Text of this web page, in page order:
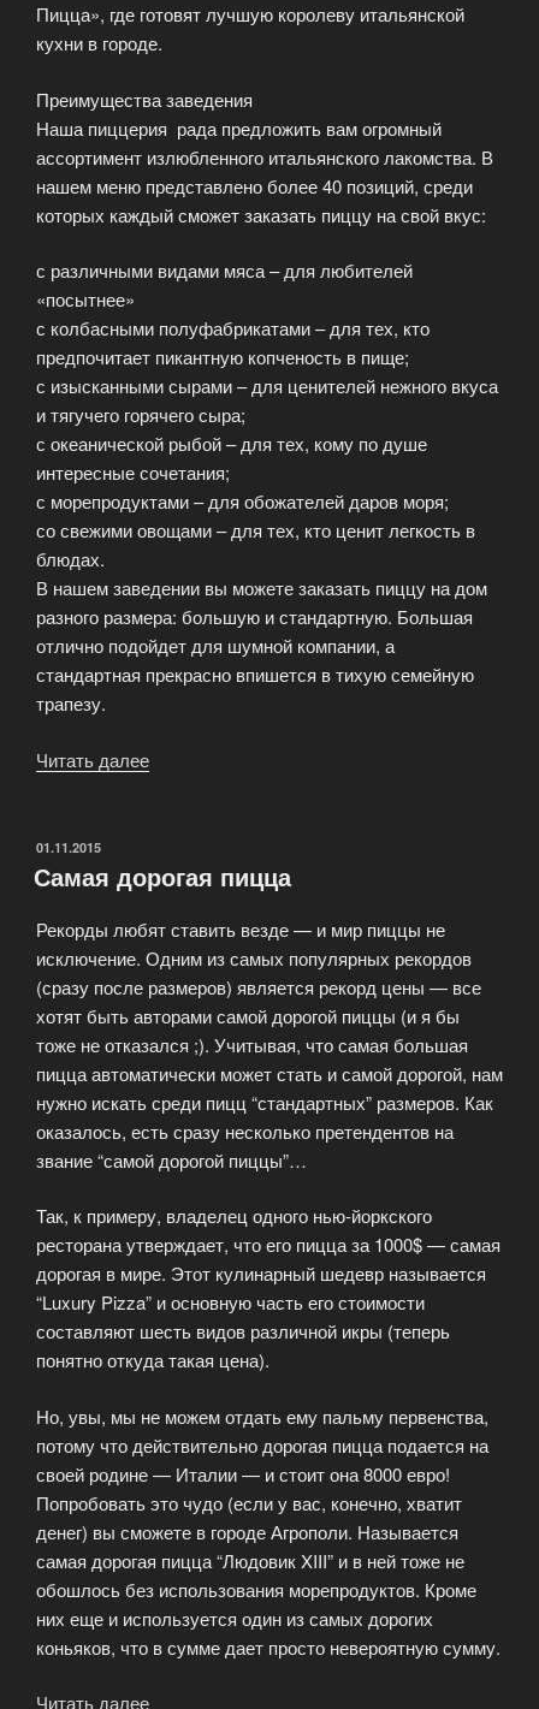
Пицца», где готовят лучшую королеву итальянской
кухни в городе.
Преимущества заведения
Наша пиццерия рада предложить вам огромный
ассортимент излюбленного итальянского лакомства. В
нашем меню представлено более 40 позиций, среди
которых каждый сможет заказать пиццу на свой вкус:
с различными видами мяса – для любителей
«посытнее»
с колбасными полуфабрикатами – для тех, кто
предпочитает пикантную копченость в пище;
с изысканными сырами – для ценителей нежного вкуса
и тягучего горячего сыра;
с океанической рыбой – для тех, кому по душе
интересные сочетания;
с морепродуктами – для обожателей даров моря;
со свежими овощами – для тех, кто ценит легкость в
блюдах.
В нашем заведении вы можете заказать пиццу на дом
разного размера: большую и стандартную. Большая
отлично подойдет для шумной компании, а
стандартная прекрасно впишется в тихую семейную
трапезу.
Читать далее
пиццерии»
ОПУБЛИКОВАНО
01.11.2015
Самая дорогая пицца
Рекорды любят ставить везде — и мир пиццы не
исключение. Одним из самых популярных рекордов
(сразу после размеров) является рекорд цены — все
хотят быть авторами самой дорогой пиццы (и я бы
тоже не отказался ;). Учитывая, что самая большая
пицца автоматически может стать и самой дорогой, нам
нужно искать среди пицц “стандартных” размеров. Как
оказалось, есть сразу несколько претендентов на
звание “самой дорогой пиццы”…
Так, к примеру, владелец одного нью-йоркского
ресторана утверждает, что его пицца за 1000$ — самая
дорогая в мире. Этот кулинарный шедевр называется
“Luxury Pizza” и основную часть его стоимости
составляют шесть видов различной икры (теперь
понятно откуда такая цена).
Но, увы, мы не можем отдать ему пальму первенства,
потому что действительно дорогая пицца подается на
своей родине — Италии — и стоит она 8000 евро!
Попробовать это чудо (если у вас, конечно, хватит
денег) вы сможете в городе Агрополи. Называется
самая дорогая пицца “Людовик XIII” и в ней тоже не
обошлось без использования морепродуктов. Кроме
них еще и используется один из самых дорогих
коньяков, что в сумме дает просто невероятную сумму.
Читать далее